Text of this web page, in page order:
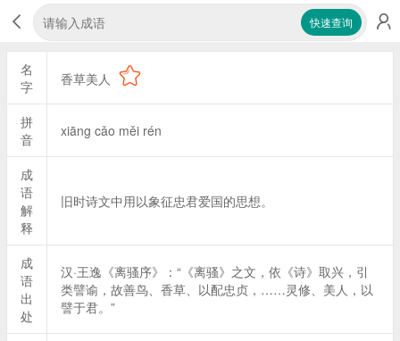
快速查询
名
字
香草美人
拼
音
xiāng cǎo měi rén
成
语
解
释
旧时诗文中用以象征忠君爱国的思想。
成
语
出
处
汉·王逸《离骚序》：“《离骚》之文，依《诗》取兴，引
类譬谕，故善鸟、香草、以配忠贞，……灵修、美人，以
譬于君。”